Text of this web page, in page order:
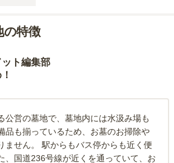
の特徴
ト編集部
公営の墓地で、墓地内には水汲み場も
品も揃っているため、お墓のお掃除や
ません。 駅からもバス停からも近く便
、国道236号線が近くを通っていて、お